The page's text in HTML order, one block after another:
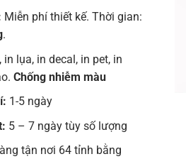
Miễn phí thiết kế. Thời gian:
.
in lụa, in decal, in pet, in
Chống nhiễm màu
1-5 ngày
5 – 7 ngày tùy số lượng
tận nơi 64 tỉnh bằng